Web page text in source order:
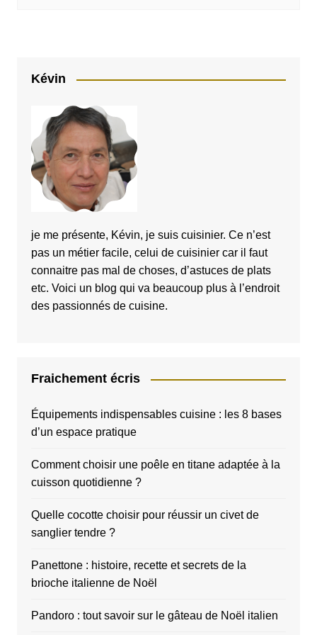
Kévin
je me présente, Kévin, je suis cuisinier. Ce n’est
pas un métier facile, celui de cuisinier car il faut
connaitre pas mal de choses, d’astuces de plats
etc. Voici un blog qui va beaucoup plus à l’endroit
des passionnés de cuisine.
Fraichement écris
Équipements indispensables cuisine : les 8 bases
d’un espace pratique
Comment choisir une poêle en titane adaptée à la
cuisson quotidienne ?
Quelle cocotte choisir pour réussir un civet de
sanglier tendre ?
Panettone : histoire, recette et secrets de la
brioche italienne de Noël
Pandoro : tout savoir sur le gâteau de Noël italien